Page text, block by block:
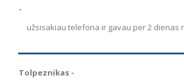
-
užsisakiau telefona ir gavau per 2 dienas
Tolpeznikas -